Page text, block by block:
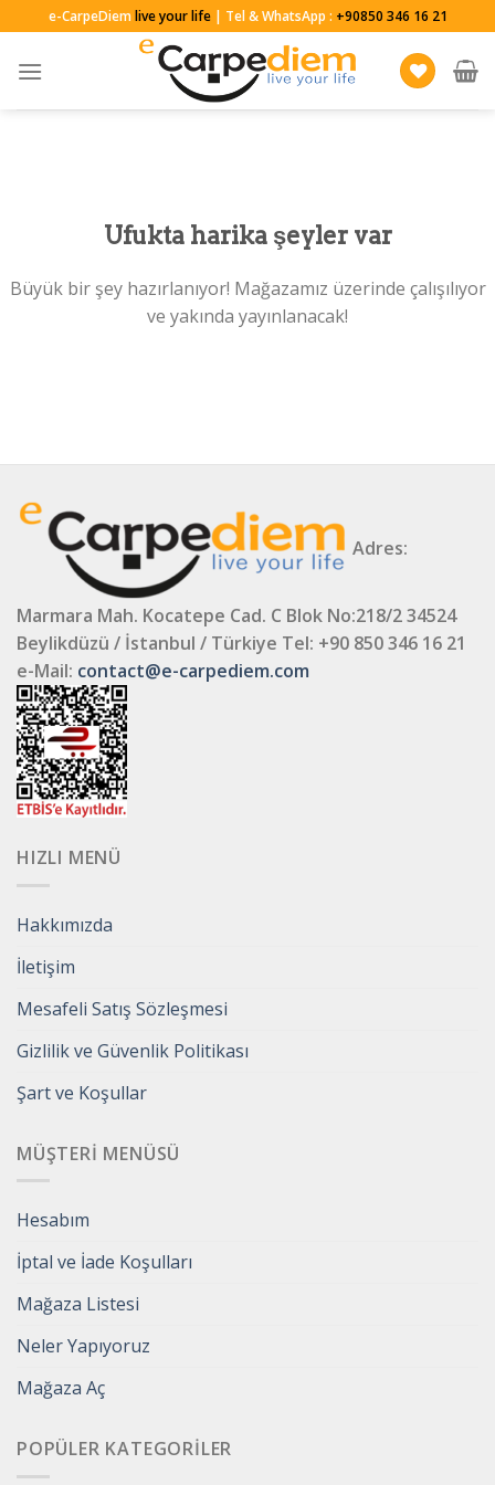
to
content
e-CarpeDiemlive your life| Tel & WhatsApp : +90850 346 16 21
Ufukta harika şeyler var
Büyük bir şey hazırlanıyor! Mağazamız üzerinde çalışılıyor
ve yakında yayınlanacak!
Adres:
Marmara Mah. Kocatepe Cad. C Blok No:218/2 34524
Beylikdüzü / İstanbul / Türkiye Tel: +90 850 346 16 21
e-Mail: contact@e-carpediem.com
HIZLI MENÜ
Hakkımızda
İletişim
Mesafeli Satış Sözleşmesi
Gizlilik ve Güvenlik Politikası
Şart ve Koşullar
MÜŞTERI MENÜSÜ
Hesabım
İptal ve İade Koşulları
Mağaza Listesi
Neler Yapıyoruz
Mağaza Aç
POPÜLER KATEGORILER